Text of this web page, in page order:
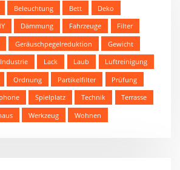
Beleuchtung Bett
Deko
Dämmung Fahrzeuge
Filter
Geräuschpegelreduktion
Gewicht
Industrie Lack Laub
Luftreinigung
Ordnung Partikelfilter
Prüfung
Spielplatz Technik
Terrasse
Werkzeug Wohnen